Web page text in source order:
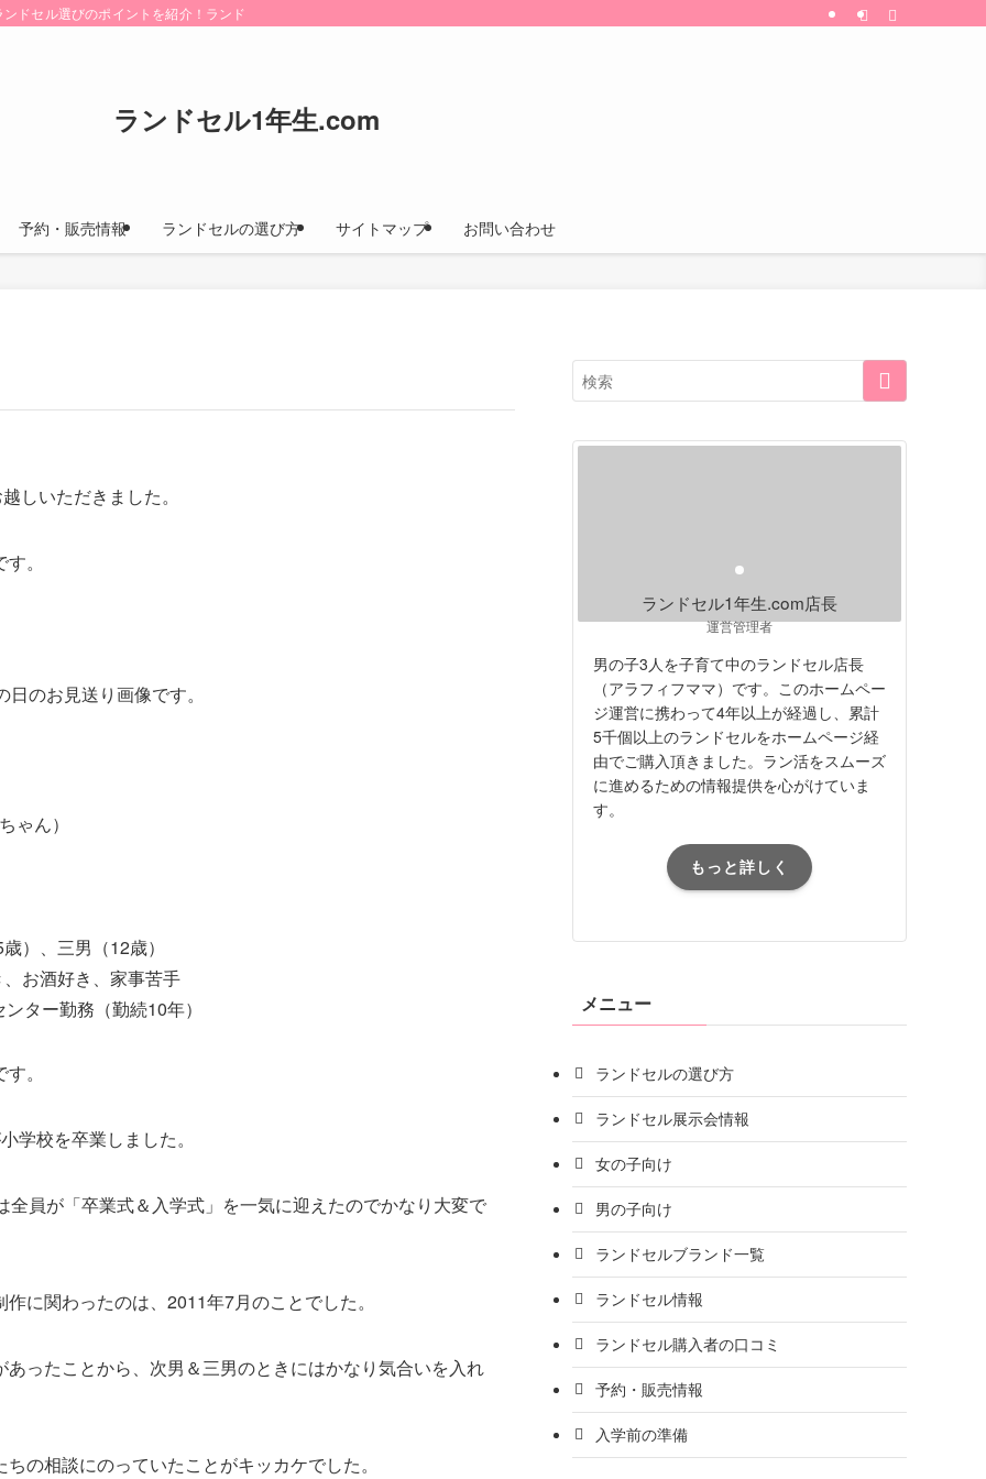
セル選びのポイントを紹介！ランドセルカタログのお取り寄せ方法や早期割引・特典などの情報も更新中！
ランドセル1年生.com
予約・販売情報 ランドセルの選び方 サイトマップ お問い合わせ
しいただきました。
。
のお見送り画像です。
ゃん）
）、三男（12歳）
お酒好き、家事苦手
ター勤務（勤続10年）
。
学校を卒業しました。
員が「卒業式＆入学式」を一気に迎えたのでかなり大変で
に関わったのは、2011年7月のことでした。
ったことから、次男＆三男のときにはかなり気合いを入れ
の相談にのっていたことがキッカケでした。
ランドセル1年生.com店長
運営管理者
男の子3人を子育て中のランドセル店長
（アラフィフママ）です。このホームペー
ジ運営に携わって4年以上が経過し、累計
5千個以上のランドセルをホームページ経
由でご購入頂きました。ラン活をスムーズ
に進めるための情報提供を心がけていま
す。
もっと詳しく
メニュー
ランドセルの選び方
ランドセル展示会情報
女の子向け
男の子向け
ランドセルブランド一覧
ランドセル情報
ランドセル購入者の口コミ
予約・販売情報
入学前の準備